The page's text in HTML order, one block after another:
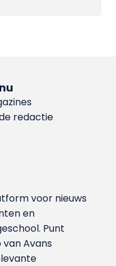
redactie
voor nieuws
en
Punt
Avans